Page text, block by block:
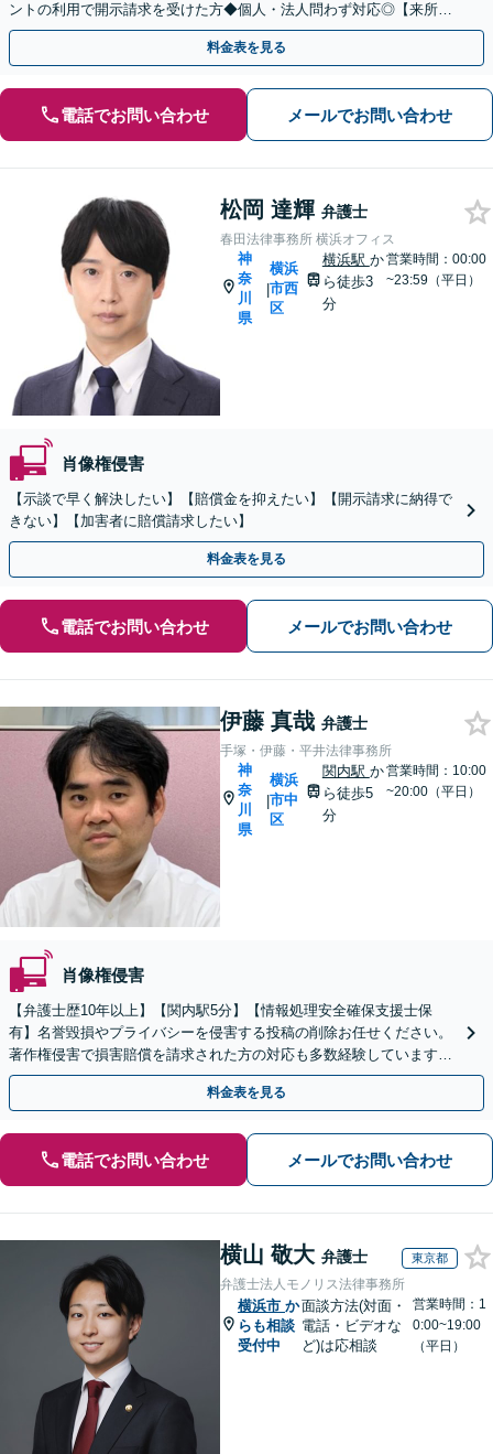
ントの利用で開示請求を受けた方◆個人・法人問わず対応◎【来所不
要／LINE相談可】
料金表を見る
電話でお問い合わせ メールでお問い合わせ
松岡 達輝 弁護士
春田法律事務所 横浜オフィス
神
奈
川
県
|
横浜
市西
区
横浜駅 か
ら徒歩3
分
営業時間：00:00
~23:59（平日）
肖像権侵害
【示談で早く解決したい】【賠償金を抑えたい】【開示請求に納得で
きない】【加害者に賠償請求したい】
料金表を見る
電話でお問い合わせ メールでお問い合わせ
伊藤 真哉 弁護士
手塚・伊藤・平井法律事務所
神
奈
川
県
|
横浜
市中
区
関内駅 か
ら徒歩5
分
営業時間：10:00
~20:00（平日）
肖像権侵害
【弁護士歴10年以上】【関内駅5分】【情報処理安全確保支援士保
有】名誉毀損やプライバシーを侵害する投稿の削除お任せください。
著作権侵害で損害賠償を請求された方の対応も多数経験しています
【土日対応可能】【子連れ相談可】
料金表を見る
電話でお問い合わせ メールでお問い合わせ
横山 敬大 弁護士 東京都
弁護士法人モノリス法律事務所
横浜市 か
らも相談
受付中
面談方法(対面・
電話・ビデオな
ど)は応相談
営業時間：1
0:00~19:00
（平日）